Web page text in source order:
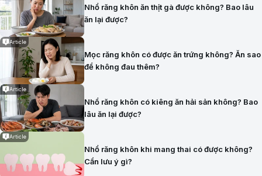
Nhổ răng khôn ăn thịt gà được không? Bao lâu
ăn lại được?
Article
Mọc răng khôn có được ăn trứng không? Ăn sao
để không đau thêm?
Article
Nhổ răng khôn có kiêng ăn hải sản không? Bao
lâu ăn lại được?
Article
Nhổ răng khôn khi mang thai có được không?
Cần lưu ý gì?